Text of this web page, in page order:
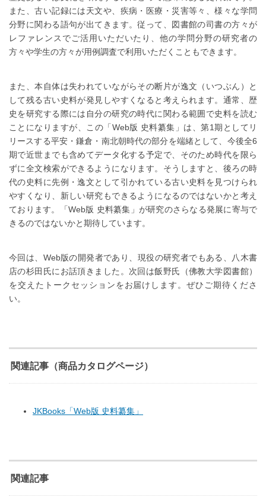
また、古い記録には天文や、疾病・医療・災害等々、様々な学問
分野に関わる語句が出てきます。従って、図書館の司書の方々が
レファレンスでご活用いただいたり、他の学問分野の研究者の
方々や学生の方々が用例調査で利用いただくこともできます。
また、本自体は失われていながらその断片が逸文（いつぶん）と
して残る古い史料が発見しやすくなると考えられます。通常、歴
史を研究する際には自分の研究の時代に関わる範囲で史料を読む
ことになりますが、この「Web版 史料纂集」は、第1期としてリ
リースする平安・鎌倉・南北朝時代の部分を端緒として、今後全6
期で近世までも含めてデータ化する予定で、そのため時代を限ら
ずに全文検索ができるようになります。そうしますと、後ろの時
代の史料に先例・逸文として引かれている古い史料を見つけられ
やすくなり、新しい研究もできるようになるのではないかと考え
ております。「Web版 史料纂集」が研究のさらなる発展に寄与で
きるのではないかと期待しています。
今回は、Web版の開発者であり、現役の研究者でもある、八木書
店の杉田氏にお話頂きました。次回は飯野氏（佛教大学図書館）
を交えたトークセッションをお届けします。ぜひご期待くださ
い。
関連記事（商品カタログページ）
JKBooks「Web版 史料纂集」
関連記事